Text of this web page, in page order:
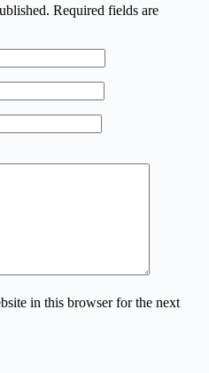
Required fields are
in this browser for the next